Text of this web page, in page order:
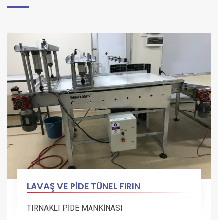
LAVAŞ VE PİDE TÜNEL FIRIN
TIRNAKLI PİDE MANKİNASI